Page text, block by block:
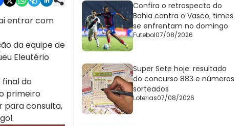
entrar com
da equipe de
Eleutério
do
primeiro
para consulta,
Confira o retrospecto do
Bahia contra o Vasco; times
se enfrentam no domingo
Futebol07/08/2026
Super Sete hoje: resultado
do concurso 883 e números
sorteados
Loterias07/08/2026